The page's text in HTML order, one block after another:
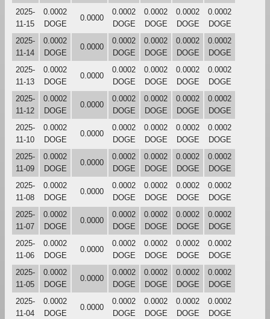
2025-
11-15
0.0002
DOGE
0.0000
0.0002
DOGE
0.0002
DOGE
0.0002
DOGE
0.0002
DOGE
2025-
11-14
0.0002
DOGE
0.0000
0.0002
DOGE
0.0002
DOGE
0.0002
DOGE
0.0002
DOGE
2025-
11-13
0.0002
DOGE
0.0000
0.0002
DOGE
0.0002
DOGE
0.0002
DOGE
0.0002
DOGE
2025-
11-12
0.0002
DOGE
0.0000
0.0002
DOGE
0.0002
DOGE
0.0002
DOGE
0.0002
DOGE
2025-
11-10
0.0002
DOGE
0.0000
0.0002
DOGE
0.0002
DOGE
0.0002
DOGE
0.0002
DOGE
2025-
11-09
0.0002
DOGE
0.0000
0.0002
DOGE
0.0002
DOGE
0.0002
DOGE
0.0002
DOGE
2025-
11-08
0.0002
DOGE
0.0000
0.0002
DOGE
0.0002
DOGE
0.0002
DOGE
0.0002
DOGE
2025-
11-07
0.0002
DOGE
0.0000
0.0002
DOGE
0.0002
DOGE
0.0002
DOGE
0.0002
DOGE
2025-
11-06
0.0002
DOGE
0.0000
0.0002
DOGE
0.0002
DOGE
0.0002
DOGE
0.0002
DOGE
2025-
11-05
0.0002
DOGE
0.0000
0.0002
DOGE
0.0002
DOGE
0.0002
DOGE
0.0002
DOGE
2025-
11-04
0.0002
DOGE
0.0000
0.0002
DOGE
0.0002
DOGE
0.0002
DOGE
0.0002
DOGE